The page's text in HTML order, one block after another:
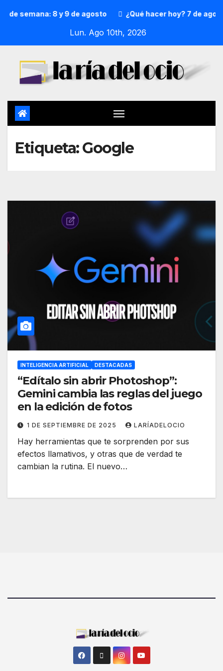
de semana: 8 y 9 de agosto ¿Qué hacer hoy? 7 de
Lun. Ago 10th, 2026
Etiqueta:Google
INTELIGENCIA ARTIFICIAL DESTACADAS
“Edítalo sin abrir Photoshop”:
Gemini cambia las reglas del juego
en la edición de fotos
1 DE SEPTIEMBRE DE 2025 LARÍADELOCIO
Hay herramientas que te sorprenden por sus
efectos llamativos, y otras que de verdad te
cambian la rutina. El nuevo…